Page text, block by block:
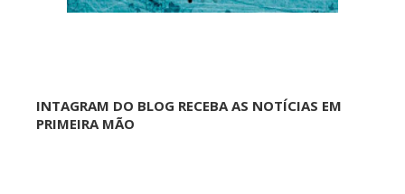
INTAGRAM DO BLOG RECEBA AS NOTÍCIAS EM
PRIMEIRA MÃO